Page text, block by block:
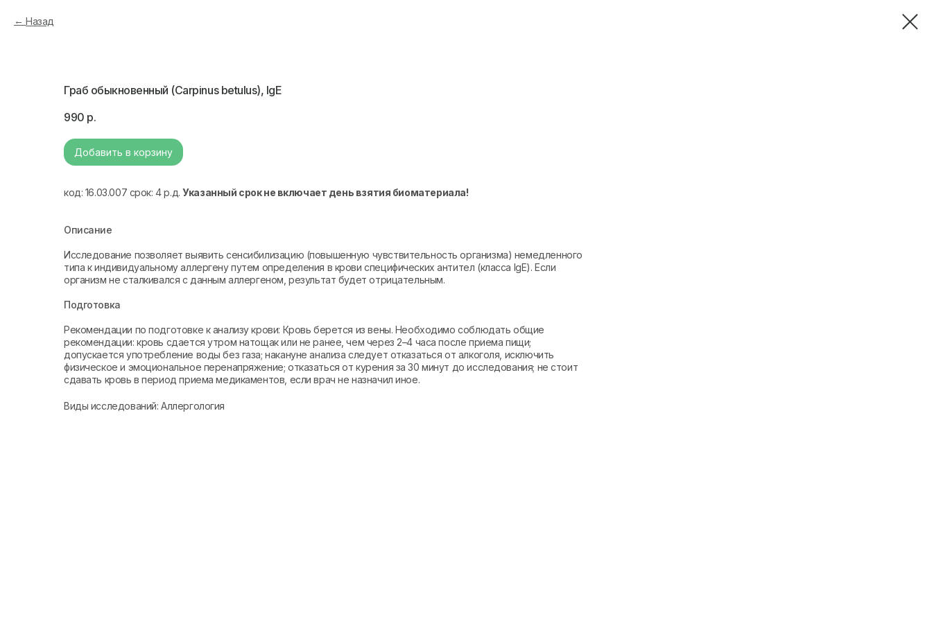
Назад
Граб обыкновенный (Carpinus betulus), IgE
990 р.
Добавить в корзину
код: 16.03.007 срок: 4 р.д.Указанный срок не включает день взятия биоматериала!
Описание
Исследование позволяет выявить сенсибилизацию (повышенную чувствительность организма) немедленного
типа к индивидуальному аллергену путем определения в крови специфических антител (класса IgE). Если
организм не сталкивался с данным аллергеном, результат будет отрицательным.
Подготовка
Рекомендации по подготовке к анализу крови: Кровь берется из вены. Необходимо соблюдать общие
рекомендации: кровь сдается утром натощак или не ранее, чем через 2–4 часа после приема пищи;
допускается употребление воды без газа; накануне анализа следует отказаться от алкоголя, исключить
физическое и эмоциональное перенапряжение; отказаться от курения за 30 минут до исследования; не стоит
сдавать кровь в период приема медикаментов, если врач не назначил иное.
Виды исследований: Аллергология